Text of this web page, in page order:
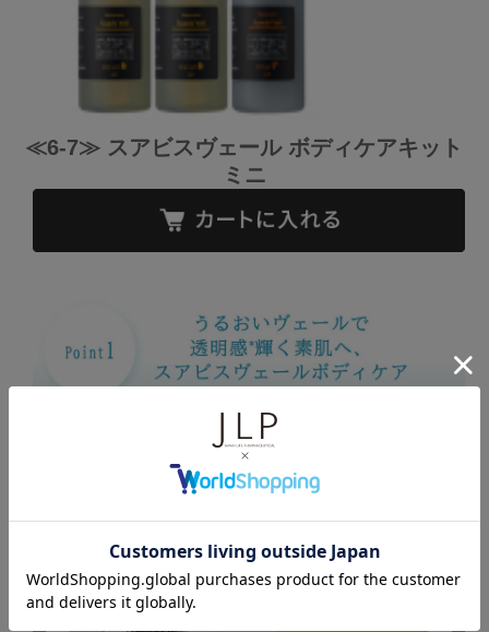
≪6-7≫ スアビスヴェール ボディケアキット
ミニ